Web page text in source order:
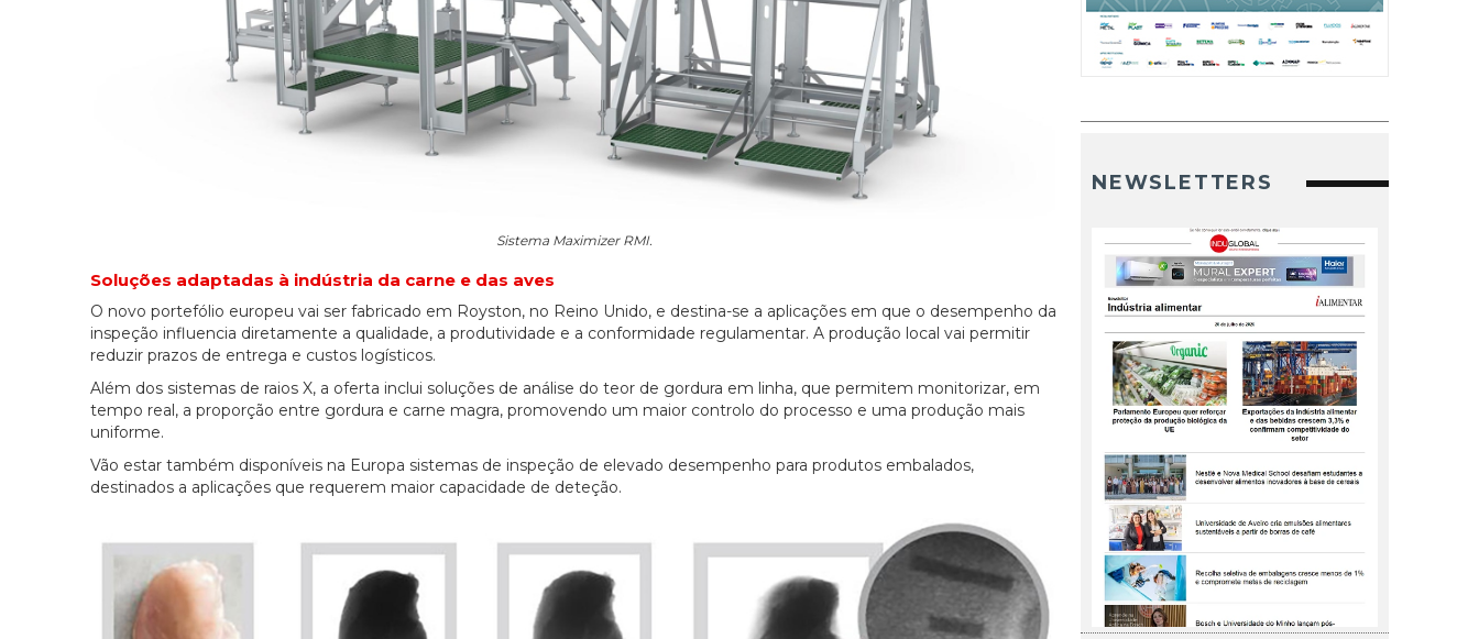
Sistema Maximizer RMI.
Soluções adaptadas à indústria da carne e das aves
O novo portefólio europeu vai ser fabricado em Royston, no Reino Unido, e destina-se a aplicações em que o desempenho da
inspeção influencia diretamente a qualidade, a produtividade e a conformidade regulamentar. A produção local vai permitir
reduzir prazos de entrega e custos logísticos.
Além dos sistemas de raios X, a oferta inclui soluções de análise do teor de gordura em linha, que permitem monitorizar, em
tempo real, a proporção entre gordura e carne magra, promovendo um maior controlo do processo e uma produção mais
uniforme.
Vão estar também disponíveis na Europa sistemas de inspeção de elevado desempenho para produtos embalados,
destinados a aplicações que requerem maior capacidade de deteção.
NEWSLETTERS